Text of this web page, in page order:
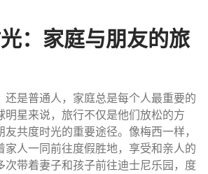
：家庭与朋友的旅
还是普通人，家庭总是每个人最重要的
明星来说，旅行不仅是他们放松的方
共度时光的重要途径。像梅西一样，
家人一同前往度假胜地，享受和亲人的
次带着妻子和孩子前往迪士尼乐园，度